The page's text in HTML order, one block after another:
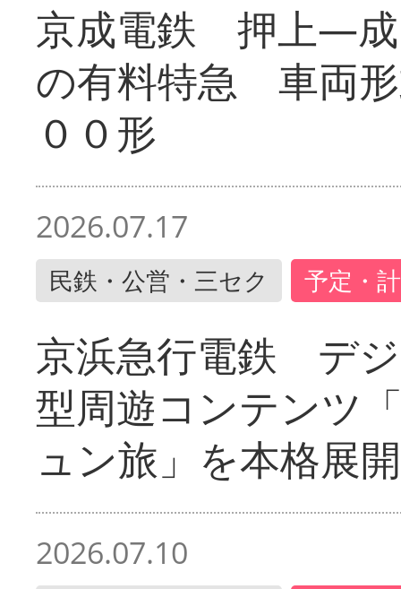
京成電鉄 押上―成
の有料特急 車両
００形
2026.07.17
民鉄・公営・三セク 予定・
京浜急行電鉄 デ
型周遊コンテンツ
ュン旅」を本格展開
2026.07.10